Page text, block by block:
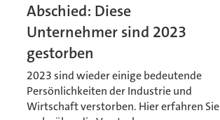
Abschied: Diese
Unternehmer sind 2023
gestorben
2023 sind wieder einige bedeutende
Persönlichkeiten der Industrie und
Wirtschaft verstorben. Hier erfahren Sie